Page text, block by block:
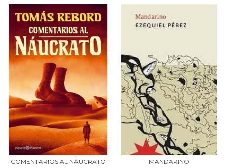
COMENTARIOS AL NÁUCRATO MANDARINO